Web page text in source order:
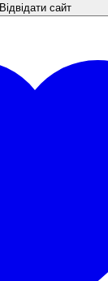
Відвідати сайт